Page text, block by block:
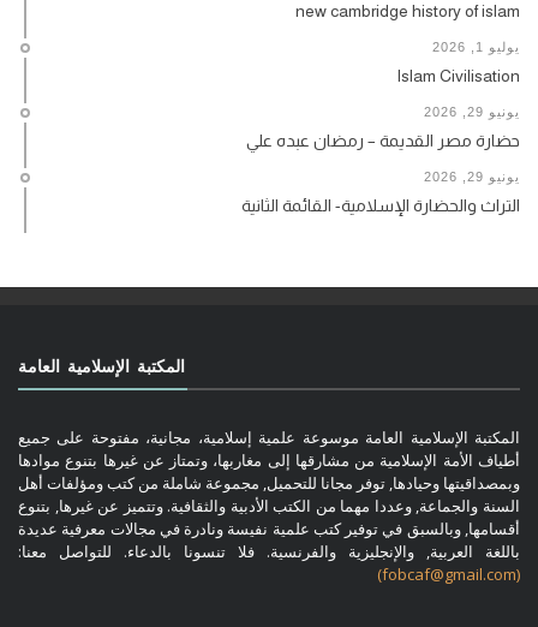
new cambridge history of islam
يوليو 1, 2026
Islam Civilisation
يونيو 29, 2026
حضارة مصر القديمة – رمضان عبده علي
يونيو 29, 2026
التراث والحضارة الإسلامية- القائمة الثانية
المكتبة الإسلامية العامة
المكتبة الإسلامية العامة موسوعة علمية إسلامية، مجانية، مفتوحة على جميع
أطياف الأمة الإسلامية من مشارقها إلى مغاربها، وتمتاز عن غيرها بتنوع موادها
وبمصداقيتها وحيادها, توفر مجانا للتحميل, مجموعة شاملة من كتب ومؤلفات أهل
السنة والجماعة, وعددا مهما من الكتب الأدبية والثقافية. وتتميز عن غيرها, بتنوع
أقسامها, وبالسبق في توفير كتب علمية نفيسة ونادرة في مجالات معرفية عديدة
باللغة العربية, والإنجليزية والفرنسية. فلا تنسونا بالدعاء. للتواصل معنا:
(fobcaf@gmail.com)